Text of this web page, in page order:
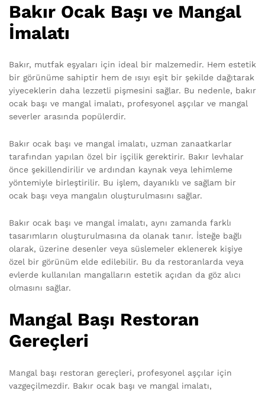
Bakır Ocak Başı ve Mangal
İmalatı
Bakır, mutfak eşyaları için ideal bir malzemedir. Hem estetik
bir görünüme sahiptir hem de ısıyı eşit bir şekilde dağıtarak
yiyeceklerin daha lezzetli pişmesini sağlar. Bu nedenle, bakır
ocak başı ve mangal imalatı, profesyonel aşçılar ve mangal
severler arasında popülerdir.
Bakır ocak başı ve mangal imalatı, uzman zanaatkarlar
tarafından yapılan özel bir işçilik gerektirir. Bakır levhalar
önce şekillendirilir ve ardından kaynak veya lehimleme
yöntemiyle birleştirilir. Bu işlem, dayanıklı ve sağlam bir
ocak başı veya mangalın oluşturulmasını sağlar.
Bakır ocak başı ve mangal imalatı, aynı zamanda farklı
tasarımların oluşturulmasına da olanak tanır. İsteğe bağlı
olarak, üzerine desenler veya süslemeler eklenerek kişiye
özel bir görünüm elde edilebilir. Bu da restoranlarda veya
evlerde kullanılan mangalların estetik açıdan da göz alıcı
olmasını sağlar.
Mangal Başı Restoran
Gereçleri
Mangal başı restoran gereçleri, profesyonel aşçılar için
vazgeçilmezdir. Bakır ocak başı ve mangal imalatı,